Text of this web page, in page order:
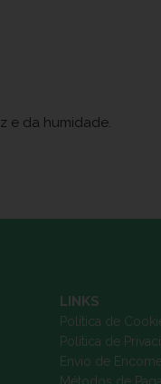
e da humidade.
LINKS
Política de
Política de
Envio de
Métodos de